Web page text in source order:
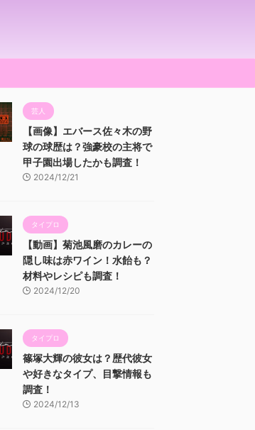
芸人
【画像】エバース佐々木の野
球の球歴は？強豪校の主将で
甲子園出場したかも調査！
2024/12/21
タイプロ
【動画】菊池風磨のカレーの
隠し味は赤ワイン！水飴も？
材料やレシピも調査！
2024/12/20
タイプロ
篠塚大輝の彼女は？歴代彼女
や好きなタイプ、目撃情報も
調査！
2024/12/13